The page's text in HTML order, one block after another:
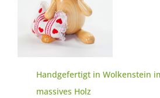
Handgefertigt in Wolkenstein
massives Holz